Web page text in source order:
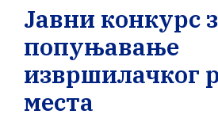
Јавни конкурс
попуњавање
извршилачког
места